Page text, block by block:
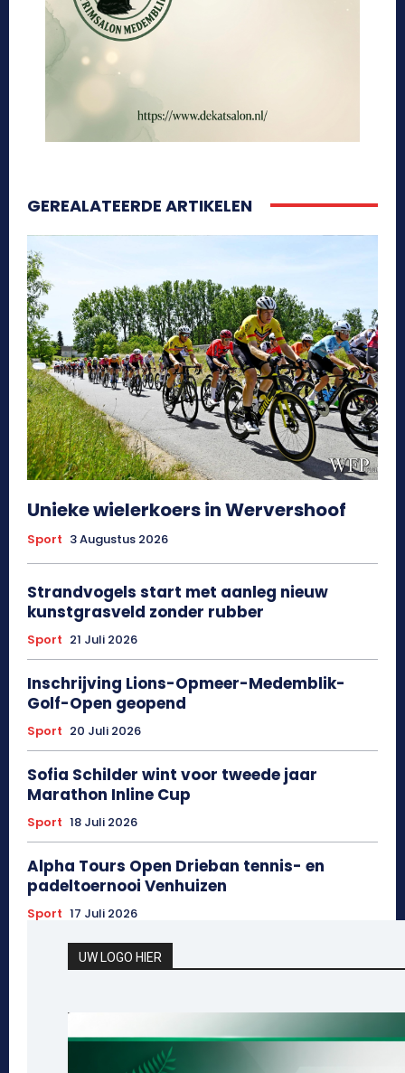
GEREALATEERDE ARTIKELEN
Unieke wielerkoers in Wervershoof
Sport 3 Augustus 2026
Strandvogels start met aanleg nieuw
kunstgrasveld zonder rubber
Sport 21 Juli 2026
Inschrijving Lions-Opmeer-Medemblik-
Golf-Open geopend
Sport 20 Juli 2026
Sofia Schilder wint voor tweede jaar
Marathon Inline Cup
Sport 18 Juli 2026
Alpha Tours Open Drieban tennis- en
padeltoernooi Venhuizen
Sport 17 Juli 2026
UW LOGO HIER